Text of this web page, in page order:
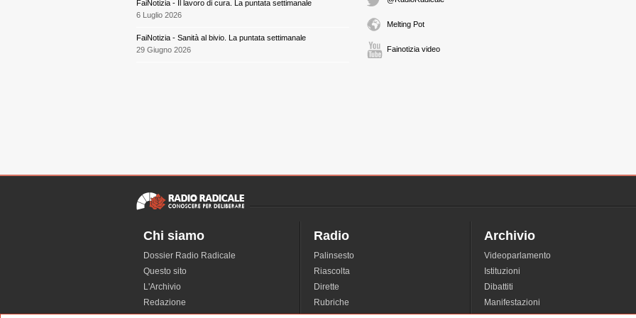
FaiNotizia - Il lavoro di cura. La puntata settimanale
6 Luglio 2026
FaiNotizia - Sanità al bivio. La puntata settimanale
29 Giugno 2026
Melting Pot
Fainotizia video
Chi siamo
Dossier Radio Radicale
Questo sito
L'Archivio
Redazione
Radio
Palinsesto
Riascolta
Dirette
Rubriche
Archivio
Videoparlamento
Istituzioni
Dibattiti
Manifestazioni